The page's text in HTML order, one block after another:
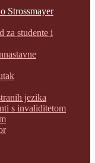
Strossmayer
za studente i
jezika
s invaliditetom